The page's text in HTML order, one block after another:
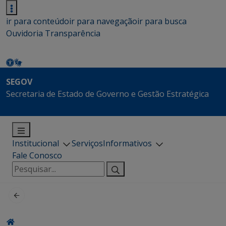
ir para conteúdoir para navegaçãoir para busca
Ouvidoria Transparência
SEGOV
Secretaria de Estado de Governo e Gestão Estratégica
Institucional ServiçosInformativos
Fale Conosco
Pesquisar
por: